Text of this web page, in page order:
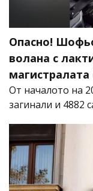
Опасно!
волана с
От началото на
загинали и 4882